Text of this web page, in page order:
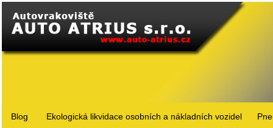
Blog Ekologická likvidace osobních a nákladních vozidel